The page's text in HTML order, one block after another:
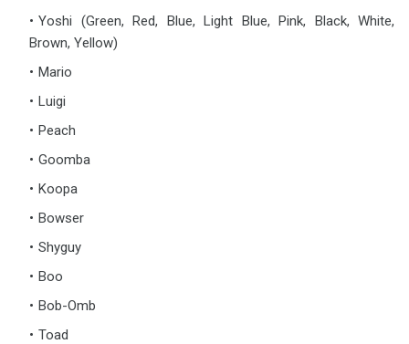
Yoshi (Green, Red, Blue, Light Blue, Pink, Black, White,
Brown, Yellow)
Mario
Luigi
Peach
Goomba
Koopa
Bowser
Shyguy
Boo
Bob-Omb
Toad